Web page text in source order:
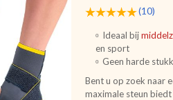
(10)
Ideaal bij
en sport
Geen harde
Bent u op zoek naar
maximale steun